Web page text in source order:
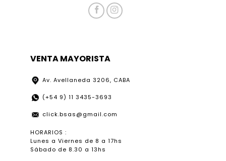
VENTA MAYORISTA
Av. Avellaneda 3206, CABA
(+54 9) 11 3435-3693
click.bsas@gmail.com
HORARIOS :
Lunes a Viernes de 8 a 17hs
Sábado de 8.30 a 13hs